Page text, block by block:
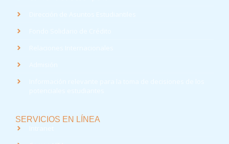
SERVICIOS EN LÍNEA